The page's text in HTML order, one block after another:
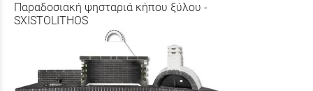
Παραδοσιακή ψησταριά κήπου ξύλου -
SXISTOLITHOS